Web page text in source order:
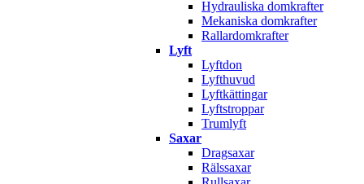
Hydrauliska domkrafter
Mekaniska domkrafter
Rallardomkrafter
Lyft
Lyftdon
Lyfthuvud
Lyftkättingar
Lyftstroppar
Trumlyft
Saxar
Dragsaxar
Rälssaxar